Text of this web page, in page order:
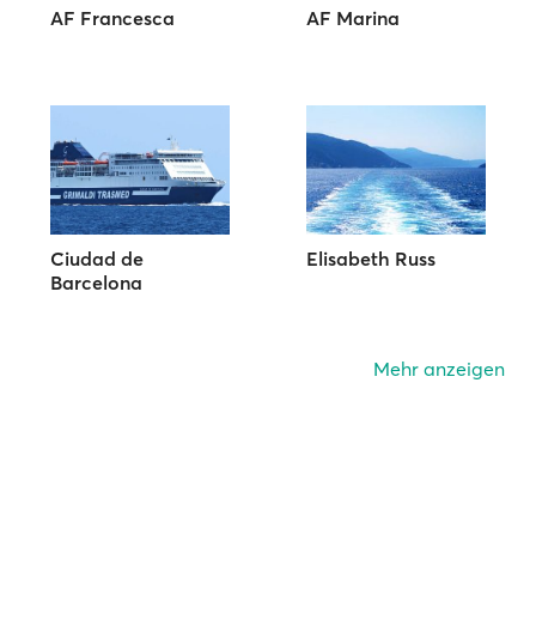
AF Francesca AF Marina
Ciudad de
Barcelona
Elisabeth Russ
Mehr anzeigen